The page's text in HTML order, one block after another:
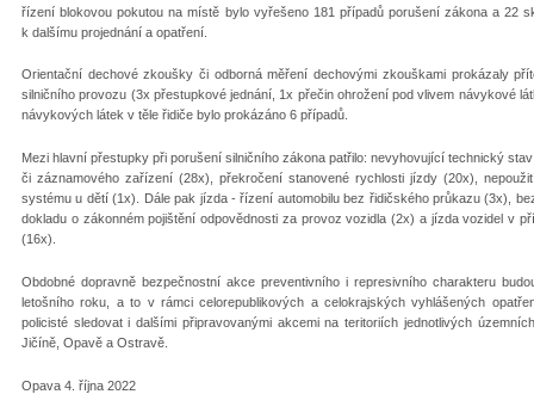
řízení blokovou pokutou na místě bylo vyřešeno 181 případů porušení zákona a 22
k dalšímu projednání a opatření.
Orientační dechové zkoušky či odborná měření dechovými zkouškami prokázaly
silničního provozu (3x přestupkové jednání, 1x přečin ohrožení pod vlivem návykové
návykových látek v těle řidiče bylo prokázáno 6 případů.
Mezi hlavní přestupky při porušení silničního zákona patřilo: nevyhovující technický
či záznamového zařízení (28x), překročení stanovené rychlosti jízdy (20x),
systému u dětí (1x). Dále pak jízda - řízení automobilu bez řidičského průkazu (3x),
dokladu o zákonném pojištění odpovědnosti za provoz vozidla (2x) a jízda vozidel v
(16x).
Obdobné dopravně bezpečnostní akce preventivního i represivního charakteru
letošního roku, a to v rámci celorepublikových a celokrajských vyhlášených
policisté sledovat i dalšími připravovanými akcemi na teritoriích jednotlivých
Jičíně, Opavě a Ostravě.
Opava 4. října 2022